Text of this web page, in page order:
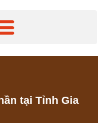
tại Tỉnh Gia